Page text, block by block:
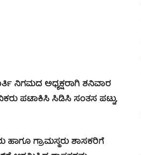
ನಿಗಮದ ಅಧ್ಯಕ್ಷರಾಗಿ ಶನಿವಾರ
ಪಟಾಕಿಸಿ ಸಿಡಿಸಿ ಸಂತಸ ಪಟ್ಟು,
ಹಾಗೂ ಗ್ರಾಮಸ್ಥರು ಶಾಸಕರಿಗೆ